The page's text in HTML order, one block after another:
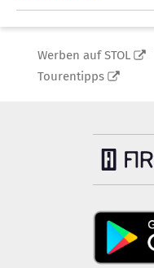
Werben auf STOL
Tourentipps